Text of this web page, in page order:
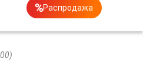
Распродажа